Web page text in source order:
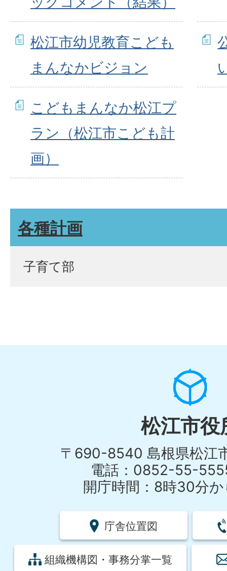
松江市幼児教育こども
まんなかビジョン
こどもまんなか松江プ
ラン（松江市こども計
画）
各種計画
子育て部
松江市役
〒690-8540 島根県松江
電話：0852-55-
開庁時間：8時30分
庁舎位置図
組織機構図・事務分掌一覧